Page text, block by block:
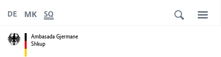
Ambasada Gjermane
Shkup
DE MK SQ